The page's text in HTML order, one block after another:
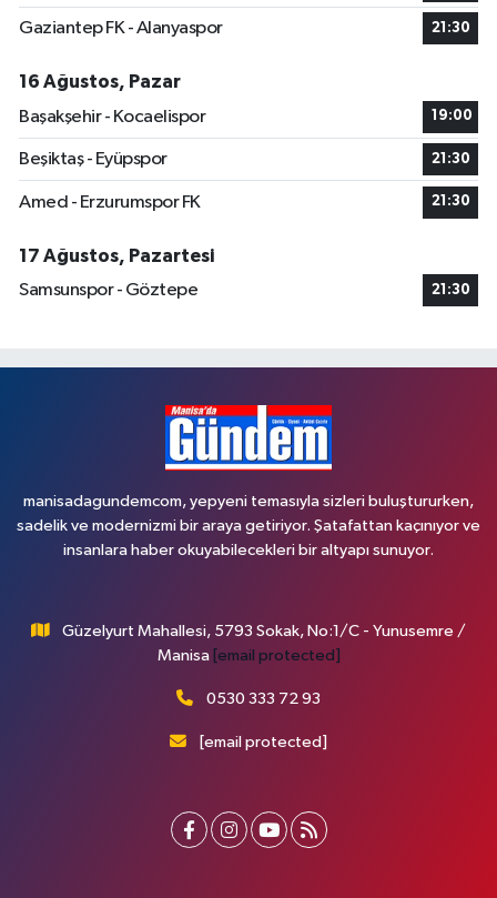
Gaziantep FK - Alanyaspor 21:30
16 Ağustos, Pazar
Başakşehir - Kocaelispor
19:00
Beşiktaş - Eyüpspor 21:30
Amed - Erzurumspor FK 21:30
17 Ağustos, Pazartesi
Samsunspor - Göztepe
21:30
manisadagundemcom, yepyeni temasıyla sizleri buluştururken,
sadelik ve modernizmi bir araya getiriyor. Şatafattan kaçınıyor ve
insanlara haber okuyabilecekleri bir altyapı sunuyor.
Güzelyurt Mahallesi, 5793 Sokak, No:1/C - Yunusemre /
Manisa [email protected]
0530 333 72 93
[email protected]